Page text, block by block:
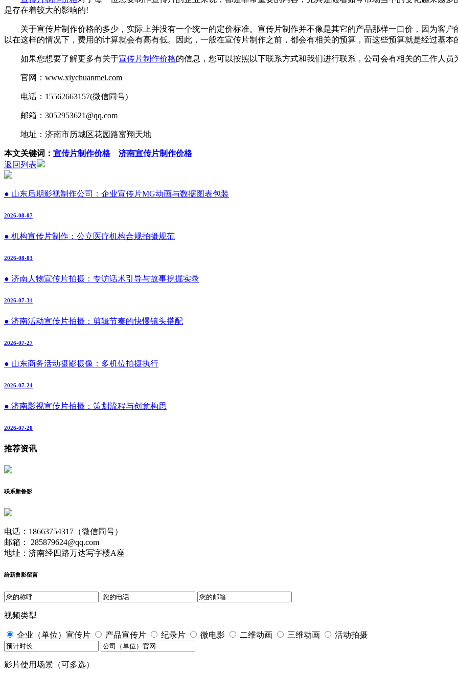
是存在着较大的影响的!
关于宣传片制作价格的多少，实际上并没有一个统一的定价标准。宣传片制作并不像是其它的产品那样一口价，因为客户
以在这样的情况下，费用的计算就会有高有低。因此，一般在宣传片制作之前，都会有相关的预算，而这些预算就是经过基
如果您想要了解更多有关于宣传片制作价格的信息，您可以按照以下联系方式和我们进行联系，公司会有相关的工作人
官网：www.xlychuanmei.com
电话：15562663157(微信同号)
邮箱：3052953621@qq.com
地址：济南市历城区花园路富翔天地
本文关键词： 宣传片制作价格
济南宣传片制作价格
返回列表
● 山东后期影视制作公司：企业宣传片MG动画与数据图表包装
2026-08-07
● 机构宣传片制作：公立医疗机构合规拍摄规范
2026-08-03
● 济南人物宣传片拍摄：专访话术引导与故事挖掘实录
2026-07-31
● 济南活动宣传片拍摄：剪辑节奏的快慢镜头搭配
2026-07-27
● 山东商务活动摄影摄像：多机位拍摄执行
2026-07-24
● 济南影视宣传片拍摄：策划流程与创意构思
2026-07-20
推荐资讯
联系新鲁影
电话：18663754317（微信同号）
邮箱： 285879624@qq.com
地址：济南经四路万达写字楼A座
给新鲁影留言
视频类型
企业（单位）宣传片 产品宣传片 纪录片 微电影 二维动画 三维动画 活动拍摄
影片使用场景（可多选）